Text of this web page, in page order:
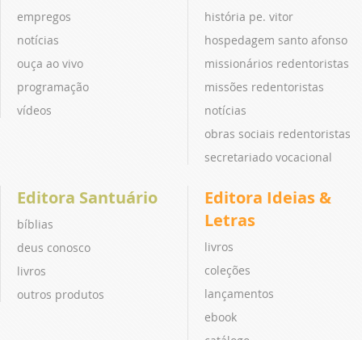
empregos
notícias
ouça ao vivo
programação
vídeos
história pe. vitor
hospedagem santo afonso
missionários redentoristas
missões redentoristas
notícias
obras sociais redentoristas
secretariado vocacional
Editora Santuário
bíblias
deus conosco
livros
outros produtos
Editora Ideias &
Letras
livros
coleções
lançamentos
ebook